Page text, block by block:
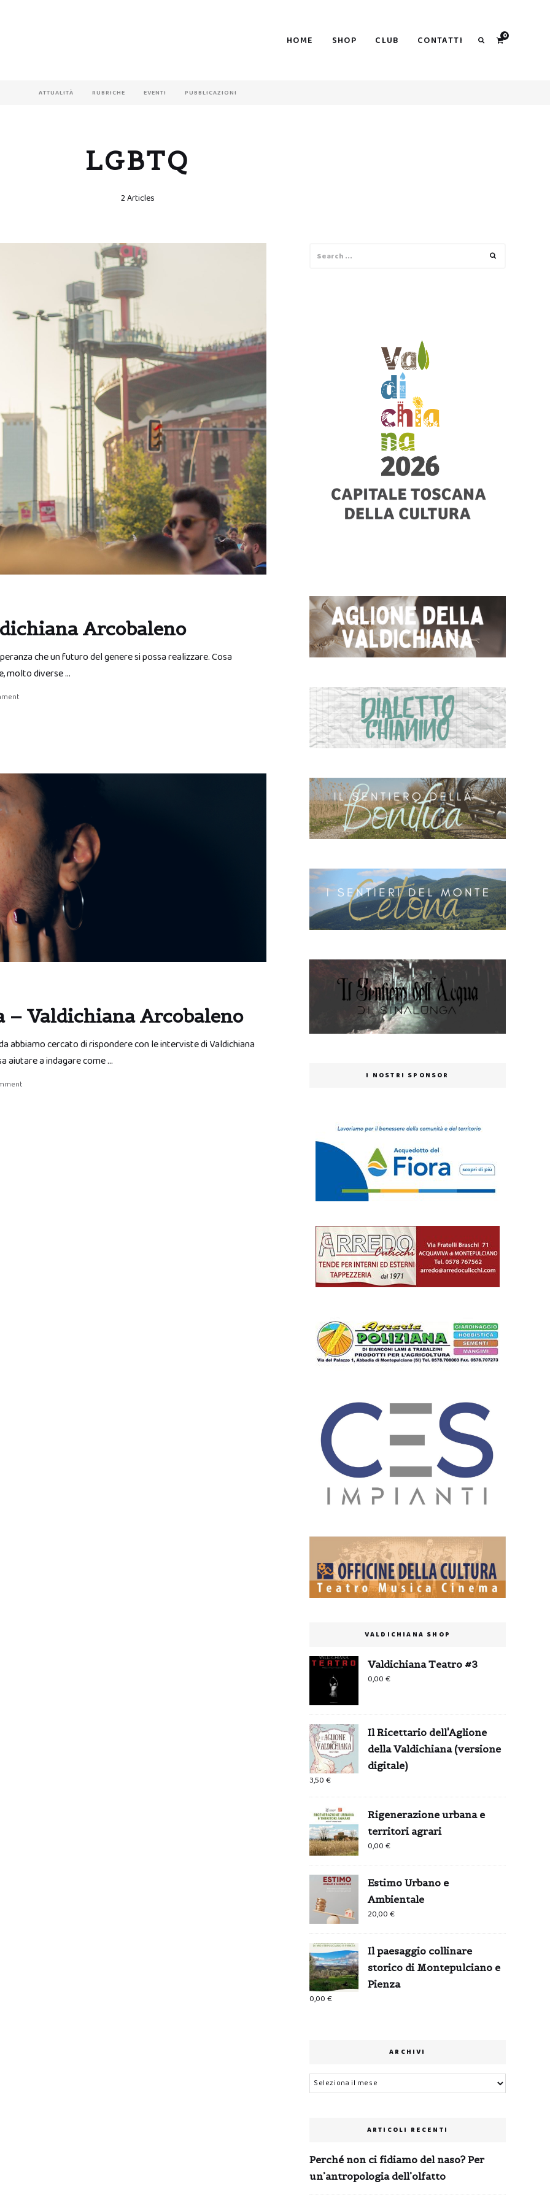
HOME SHOP CLUB CONTATTI 0
ATTUALITÀ RUBRICHE EVENTI PUBBLICAZIONI
LGBTQ
2 Articles
Arcobaleno
che un futuro del genere si possa realizzare. Cosa
molto diverse …
– Valdichiana Arcobaleno
abbiamo cercato di rispondere con le interviste di Valdichiana
aiutare a indagare come …
for:
I NOSTRI SPONSOR
VALDICHIANA SHOP
Valdichiana Teatro #3
0,00€
Il Ricettario dell'Aglione
della Valdichiana (versione
digitale)
3,50€
Rigenerazione urbana e
territori agrari
0,00€
Estimo Urbano e
Ambientale
20,00€
Il paesaggio collinare
storico di Montepulciano e
Pienza
0,00€
ARCHIVI
Archivi
ARTICOLI RECENTI
Perché non ci fidiamo del naso? Per
un’antropologia dell’olfatto